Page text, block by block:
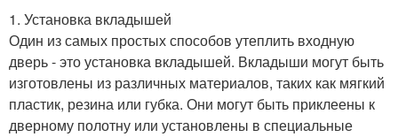
1. Установка вкладышей
Один из самых простых способов утеплить входную
дверь - это установка вкладышей. Вкладыши могут быть
изготовлены из различных материалов, таких как мягкий
пластик, резина или губка. Они могут быть приклеены к
дверному полотну или установлены в специальные